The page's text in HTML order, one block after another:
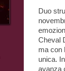
Duo
Cheval
ma con
unica.
avanza